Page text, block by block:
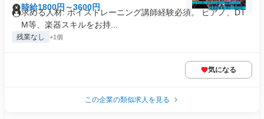
時給1800円～3600円
求める人材: ボイストレーニング講師経験必須。 ピアノ、DT
M等、楽器スキルをお持...
残業なし +1個
気になる
この企業の類似求人を見る